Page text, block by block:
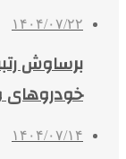
۱۴۰۴/۰۷/۲۲
برساوش
خودروهای
۱۴۰۴/۰۷/۱۴